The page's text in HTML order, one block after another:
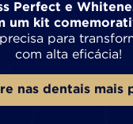
Perfect e
um kit
para
com alta eficácia!​
nas dentais mais